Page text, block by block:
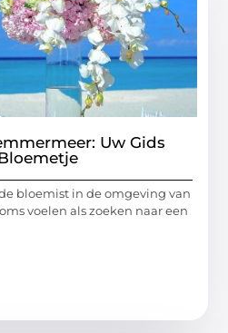
Uw Gids
bloemist in de omgeving van
voelen als zoeken naar een